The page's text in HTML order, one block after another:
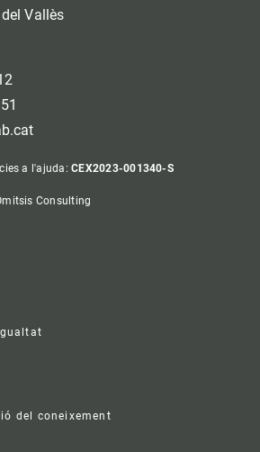
Vallès
a l'ajuda:CEX2023-001340-S
Consulting
del coneixement